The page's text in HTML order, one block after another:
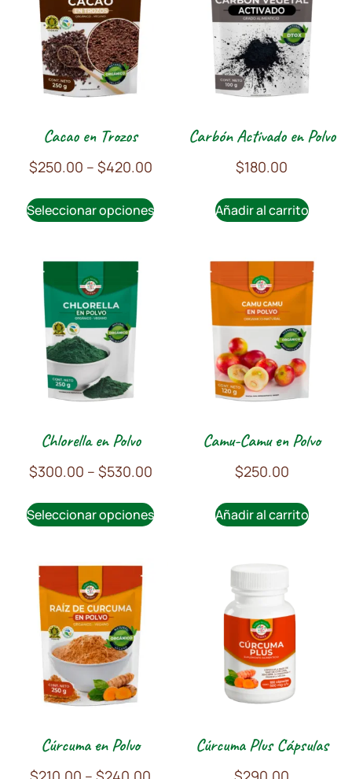
Cacao en Trozos
$250.00 – $420.00
Seleccionar opciones
Carbón Activado en Polvo
$180.00
Añadir al carrito
Chlorella en Polvo
$300.00 – $530.00
Seleccionar opciones
Camu-Camu en Polvo
$250.00
Añadir al carrito
Cúrcuma en Polvo Cúrcuma Plus Cápsulas